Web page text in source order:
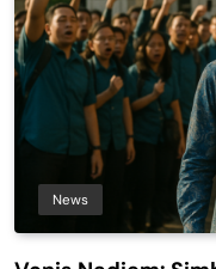
News